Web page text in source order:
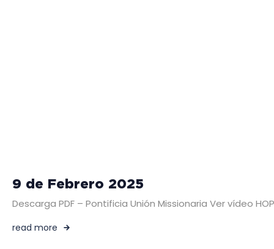
9 de Febrero 2025
Descarga PDF – Pontificia Unión Missionaria Ver vídeo
read more